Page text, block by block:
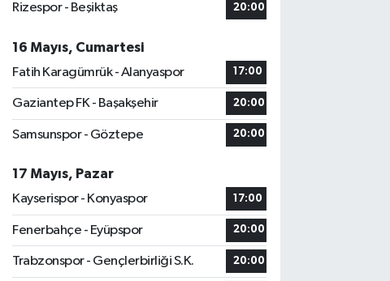
Rizespor - Beşiktaş
20:00
16 Mayıs, Cumartesi
Fatih Karagümrük - Alanyaspor
17:00
Gaziantep FK - Başakşehir 20:00
Samsunspor - Göztepe 20:00
17 Mayıs, Pazar
Kayserispor - Konyaspor
17:00
Fenerbahçe - Eyüpspor 20:00
Trabzonspor - Gençlerbirliği S.K. 20:00